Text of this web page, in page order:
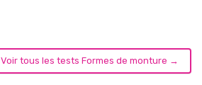
Voir tous les tests Formes de monture →